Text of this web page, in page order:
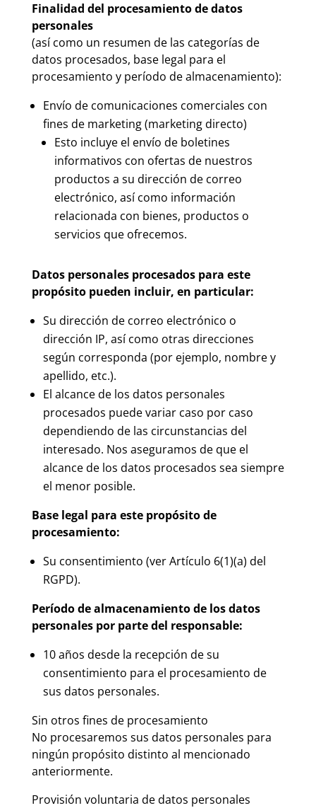
Finalidad del procesamiento de datos
personales
(así como un resumen de las categorías de
datos procesados, base legal para el
procesamiento y período de almacenamiento):
Envío de comunicaciones comerciales con
fines de marketing (marketing directo)
Esto incluye el envío de boletines
informativos con ofertas de nuestros
productos a su dirección de correo
electrónico, así como información
relacionada con bienes, productos o
servicios que ofrecemos.
Datos personales procesados para este
propósito pueden incluir, en particular:
Su dirección de correo electrónico o
dirección IP, así como otras direcciones
según corresponda (por ejemplo, nombre y
apellido, etc.).
El alcance de los datos personales
procesados puede variar caso por caso
dependiendo de las circunstancias del
interesado. Nos aseguramos de que el
alcance de los datos procesados sea siempre
el menor posible.
Base legal para este propósito de
procesamiento:
Su consentimiento (ver Artículo 6(1)(a) del
RGPD).
Período de almacenamiento de los datos
personales por parte del responsable:
10 años desde la recepción de su
consentimiento para el procesamiento de
sus datos personales.
Sin otros fines de procesamiento
No procesaremos sus datos personales para
ningún propósito distinto al mencionado
anteriormente.
Provisión voluntaria de datos personales